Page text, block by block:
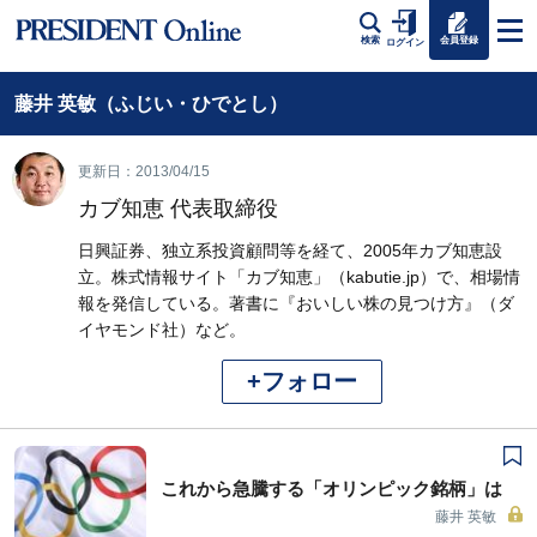
検索 ログイン 会員登録
藤井 英敏（ふじい・ひでとし）
更新日：2013/04/15
カブ知恵 代表取締役
日興証券、独立系投資顧問等を経て、2005年カブ知恵設
立。株式情報サイト「カブ知恵」（kabutie.jp）で、相場情
報を発信している。著書に『おいしい株の見つけ方』（ダ
イヤモンド社）など。
+フォロー
これから急騰する「オリンピック銘柄」は
藤井 英敏